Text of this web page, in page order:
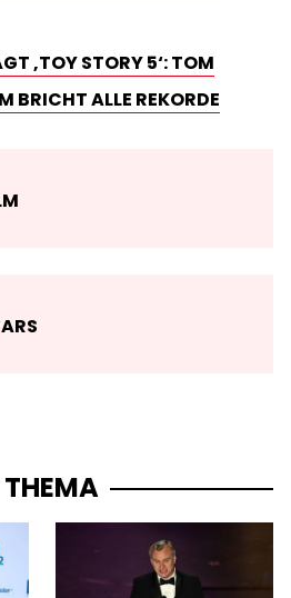
‚TOY STORY 5‘: TOM
BRICHT ALLE REKORDE